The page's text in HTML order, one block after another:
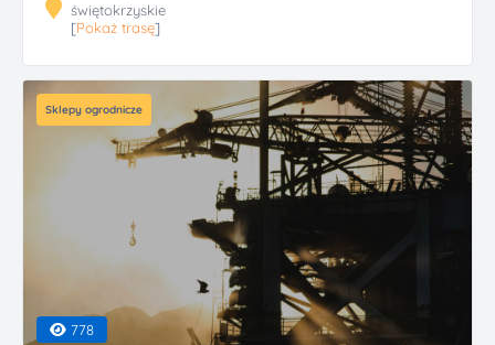
świętokrzyskie
[Pokaż trasę]
Sklepy ogrodnicze
778